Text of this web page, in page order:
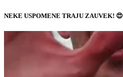
NEKE USPOMENE TRAJU ZAUVEK! 😍